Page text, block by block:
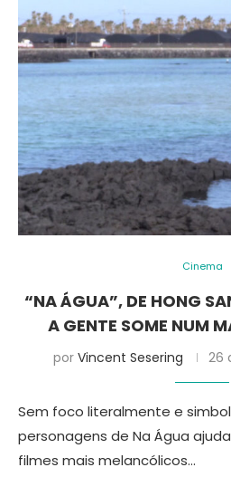
Cinema
“NA ÁGUA”, DE HONG
A GENTE SOME NUM
por Vincent Sesering 26
Sem foco literalmente e
personagens de Na Água
filmes mais melancólicos…